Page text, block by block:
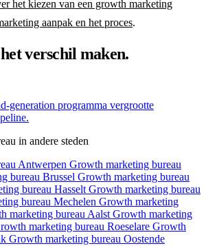
het kiezen van een growth marketing
aanpak en het proces.
verschil maken.
generation programma vergrootte
in andere steden
Antwerpen Growth marketing bureau
bureau Brussel Growth marketing bureau
bureau Hasselt Growth marketing bureau
bureau Mechelen Growth marketing
marketing bureau Aalst Growth marketing
marketing bureau Roeselare Growth
Growth marketing bureau Oostende